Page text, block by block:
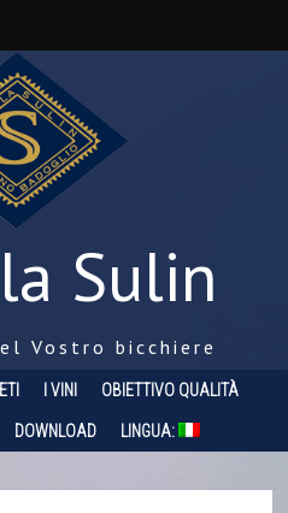
Sulin
Vostro bicchiere
I VINI OBIETTIVO QUALITÀ
DOWNLOAD LINGUA: